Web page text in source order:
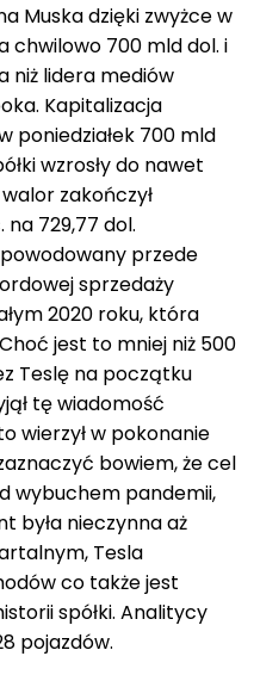
Muska dzięki zwyżce w
chwilowo 700 mld dol. i
niż lidera mediów
Kapitalizacja
poniedziałek 700 mld
wzrosły do nawet
zakończył
729,77 dol.
przede
sprzedaży
2020 roku, która
jest to mniej niż 500
Teslę na początku
tę wiadomość
wierzył w pokonanie
bowiem, że cel
wybuchem pandemii,
była nieczynna aż
Tesla
co także jest
spółki. Analitycy
pojazdów.